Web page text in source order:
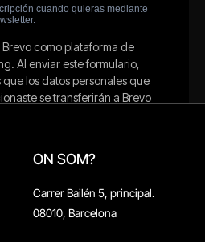
ON SOM?
Carrer Bailén 5, principal.
08010, Barcelona